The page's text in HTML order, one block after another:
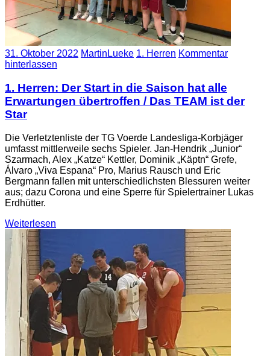
31. Oktober 2022 MartinLueke 1. Herren Kommentar
hinterlassen
1. Herren: Der Start in die Saison hat alle
Erwartungen übertroffen / Das TEAM ist der
Star
Die Verletztenliste der TG Voerde Landesliga-Korbjäger
umfasst mittlerweile sechs Spieler. Jan-Hendrik „Junior“
Szarmach, Alex „Katze“ Kettler, Dominik „Käptn“ Grefe,
Álvaro „Viva Espana“ Pro, Marius Rausch und Eric
Bergmann fallen mit unterschiedlichsten Blessuren weiter
aus; dazu Corona und eine Sperre für Spielertrainer Lukas
Erdhütter.
Weiterlesen